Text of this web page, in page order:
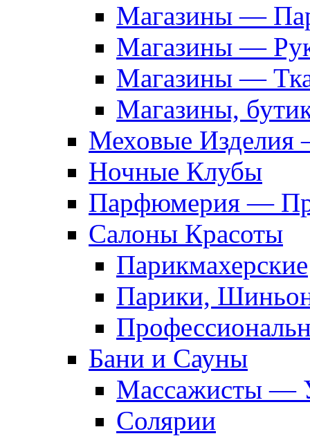
Магазины —
Магазины —
Магазины —
Магазины,
Меховые Изделия
Ночные Клубы
Парфюмерия —
Салоны Красоты
Парикмахерские
Парики,
Бани и Сауны
Массажисты —
Солярии